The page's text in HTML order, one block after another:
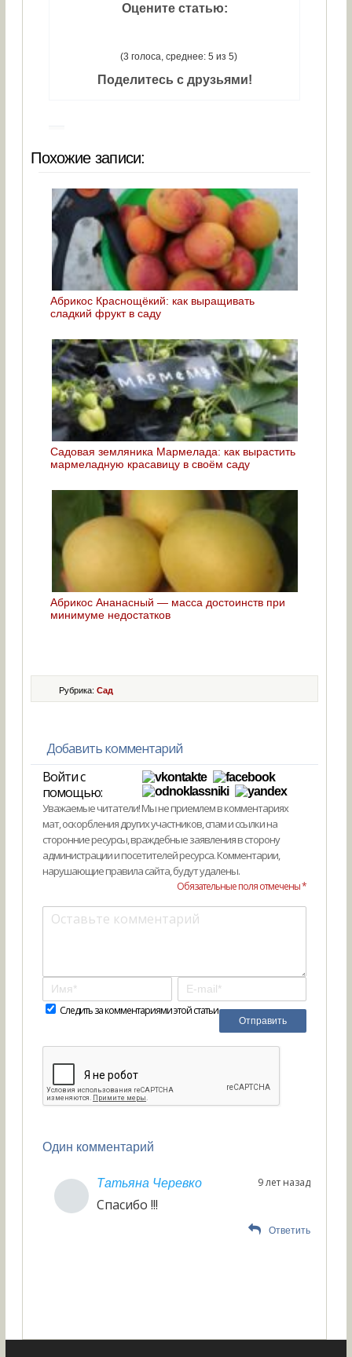
Оцените статью:
(3 голоса, среднее: 5 из 5)
Поделитесь с друзьями!
Похожие записи:
Абрикос Краснощёкий: как выращивать
сладкий фрукт в саду
Садовая земляника Мармелада: как вырастить
мармеладную красавицу в своём саду
Абрикос Ананасный — масса достоинств при
минимуме недостатков
Рубрика:Сад
Добавить комментарий
Войти с
помощью:
Уважаемые читатели! Мы не приемлем в комментариях
мат, оскорбления других участников, спам и ссылки на
сторонние ресурсы, враждебные заявления в сторону
администрации и посетителей ресурса. Комментарии,
нарушающие правила сайта, будут удалены.
Обязательные поля отмечены *
Следить за комментариями этой статьи
Один комментарий
Татьяна Черевко 9 лет назад
Спасибо !!!
Ответить